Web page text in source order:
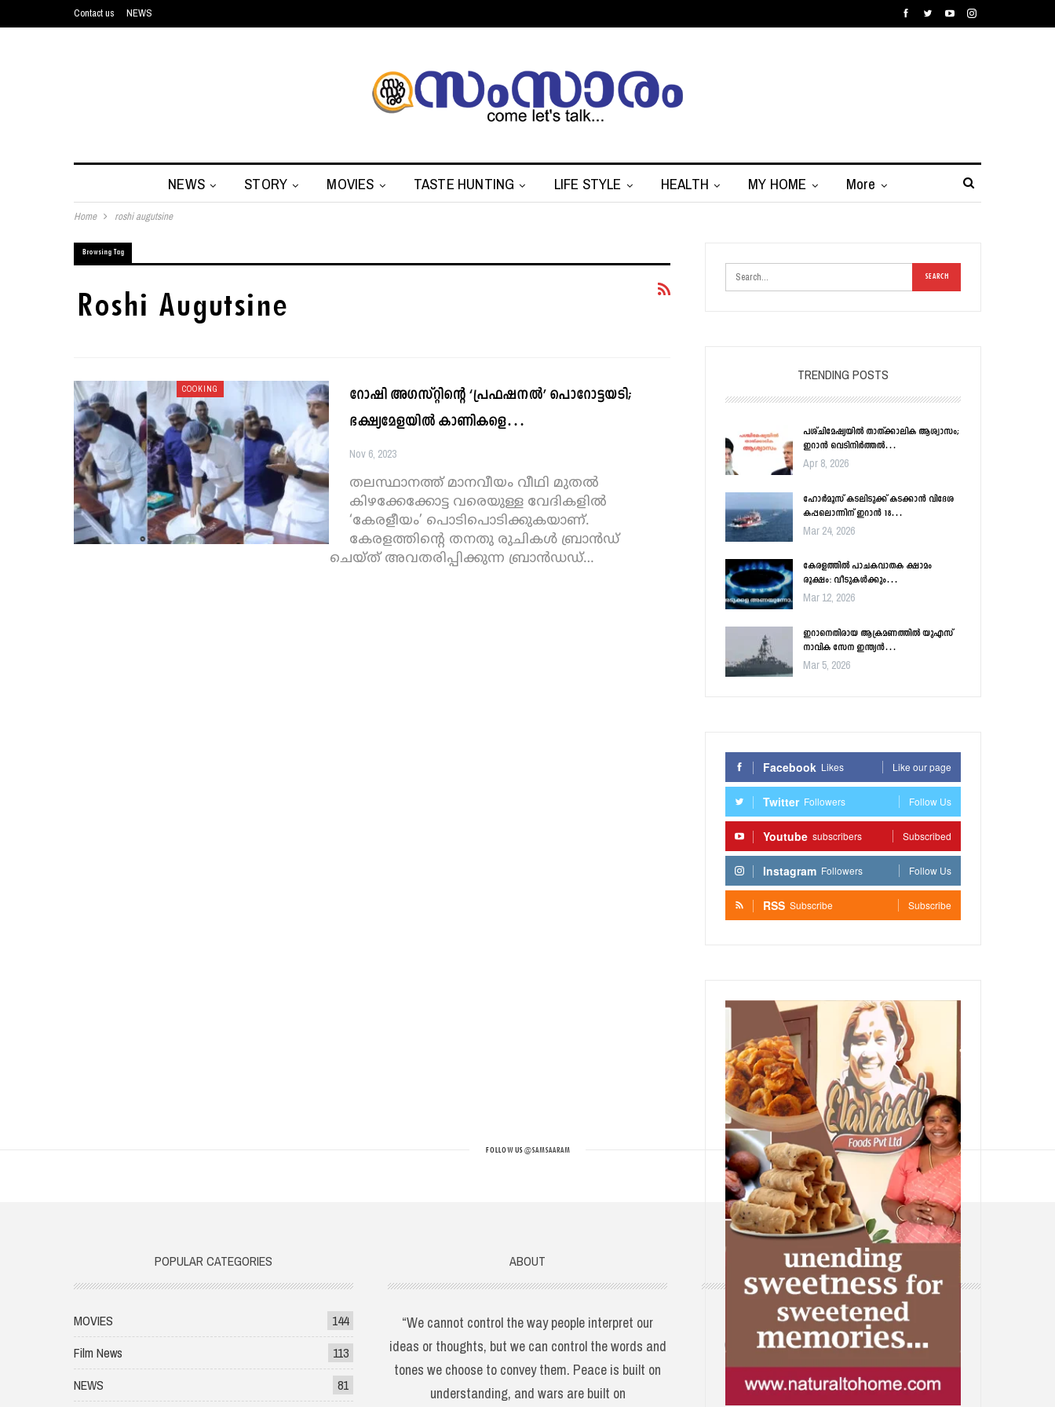
Contact us NEWS
NEWS STORY MOVIES TASTE HUNTING LIFE STYLE HEALTH MY HOME More
Home roshi augutsine
Browsing Tag
Roshi Augutsine
COOKING
റോഷി അഗസ്റ്റിന്റെ ‘പ്രഫഷനൽ’ പൊറോട്ടയടി;
ഭക്ഷ്യമേളയില്‍ കാണികളെ…
Nov 6, 2023
തലസ്ഥാനത്ത് മാനവീയം വീഥി മുതൽ
കിഴക്കേക്കോട്ട വരെയുള്ള വേദികളിൽ
‘കേരളീയം’ പൊടിപൊടിക്കുകയാണ്.
കേരളത്തിന്റെ തനതു രുചികൾ ബ്രാൻഡ്
ചെയ്ത് അവതരിപ്പിക്കുന്ന ബ്രാൻഡഡ്…
TRENDING POSTS
പശ്ചിമേഷ്യയിൽ താത്ക്കാലിക ആശ്വാസം;
ഇറാൻ വെടിനിർത്തൽ…
Apr 8, 2026
ഹോർമൂസ് കടലിടുക്ക് കടക്കാൻ വിദേശ
കപ്പലൊന്നിന് ഇറാൻ 18…
Mar 24, 2026
കേരളത്തിൽ പാചകവാതക ക്ഷാമം
രൂക്ഷം: വീടുകൾക്കും…
Mar 12, 2026
ഇറാനെതിരായ ആക്രമണത്തിൽ യുഎസ്
നാവിക സേന ഇന്ത്യൻ…
Mar 5, 2026
Facebook Likes Like our page
Twitter Followers Follow Us
Youtube subscribers Subscribed
Instagram Followers Follow Us
RSS Subscribe Subscribe
FOLLOW US@SAMSAARAM
POPULAR CATEGORIES
MOVIES
144
Film News
113
NEWS
81
ABOUT
“We cannot control the way people interpret our
ideas or thoughts, but we can control the words and
tones we choose to convey them. Peace is built on
understanding, and wars are built on
CONTACT
Web: www.samsaaram.com